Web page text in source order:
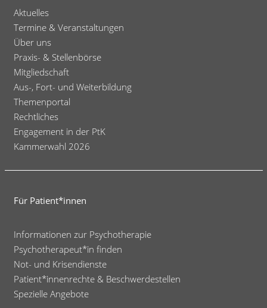
Aktuelles
Termine & Veranstaltungen
Über uns
Praxis- & Stellenbörse
Mitgliedschaft
Aus-, Fort- und Weiterbildung
Themenportal
Rechtliches
Engagement in der PtK
Kammerwahl 2026
Für Patient*innen
Informationen zur Psychotherapie
Psychotherapeut*in finden
Not- und Krisendienste
Patient*innenrechte & Beschwerdestellen
Spezielle Angebote